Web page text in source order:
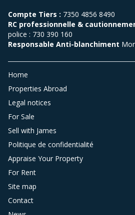
Compte Tiers : 7350 4856 8490
RC professionnelle &
police : 730 390 160
Responsable Anti-blanchiment
Home
Properties Abroad
Legal notices
For Sale
Sell with James
Politique de confidentialité
Appraise Your Property
For Rent
Site map
Contact